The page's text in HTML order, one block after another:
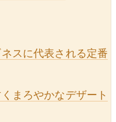
スに代表される定番
まろやかなデザート